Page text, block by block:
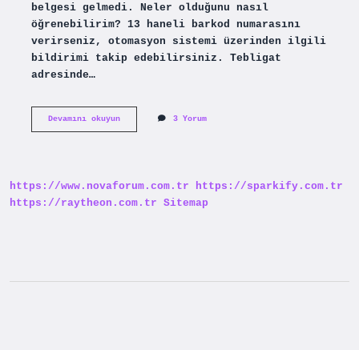
belgesi gelmedi. Neler olduğunu nasıl
öğrenebilirim? 13 haneli barkod numarasını
verirseniz, otomasyon sistemi üzerinden ilgili
bildirimi takip edebilirsiniz. Tebligat
adresinde…
Devamını okuyunTebligat
3 Yorum
https://www.novaforum.com.tr
https://sparkify.com.tr
https://raytheon.com.tr Sitemap